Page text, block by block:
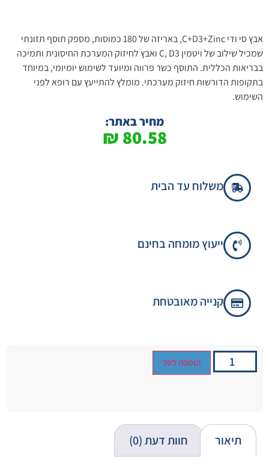
אבץ סי ודי C+D3+Zinc, באריזה של 180 כמוסות, מספק תוסף תזונתי
שמכיל שילוב של ויטמין C, D3 ואבץ לחיזוק המערכת החיסונית ותמיכה
בבריאות הכללית. התוסף כשר פרווה ומיועד לשימוש יומיומי, במיוחד
בתקופות הדורשות חיזוק מערכתי. מומלץ להתייעץ עם רופא לפני
השימוש.
מחיר באתר:
80.58
₪
משלוח עד הבית
ייעוץ מומחה בחינם
קנייה מאובטחת
הוספה לסל
תיאור חוות דעת (0)